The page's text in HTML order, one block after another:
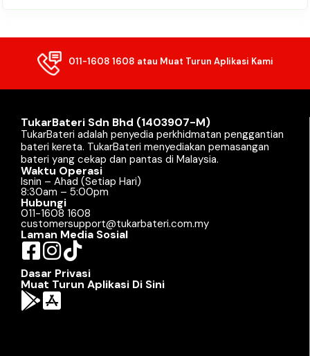
011-1608 1608 atau Muat Turun Aplikasi Kami
TukarBateri Sdn Bhd (1403907-M)
TukarBateri adalah penyedia perkhidmatan penggantian
bateri kereta. TukarBateri menyediakan pemasangan
bateri yang cekap dan pantas di Malaysia.
Waktu Operasi
Isnin – Ahad (Setiap Hari)
8:30am – 5:00pm
Hubungi
011-1608 1608
customersupport@tukarbateri.com.my
Laman Media Sosial
Dasar Privasi
Muat Turun Aplikasi Di Sini